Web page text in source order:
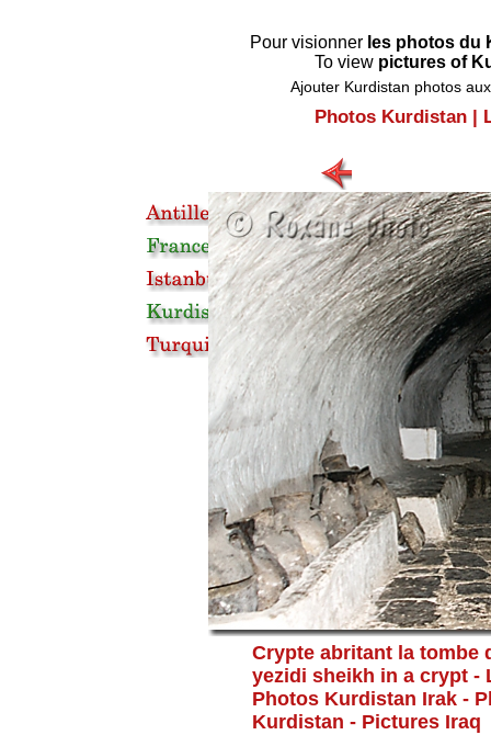
Pour visionner les photos du
To view pictures of
Ajouter Kurdistan photos
Photos Kurdistan|
Crypte abritant la tombe
yezidi sheikh in a crypt -
Photos Kurdistan Irak -
Kurdistan - Pictures Iraq